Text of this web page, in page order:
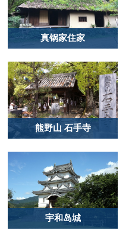
真锅家住家
熊野山 石手寺
宇和岛城